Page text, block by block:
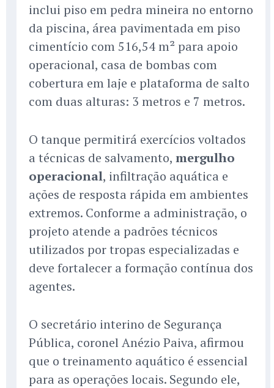
inclui piso em pedra mineira no entorno
da piscina, área pavimentada em piso
cimentício com 516,54 m² para apoio
operacional, casa de bombas com
cobertura em laje e plataforma de salto
com duas alturas: 3 metros e 7 metros.
O tanque permitirá exercícios voltados
a técnicas de salvamento, mergulho
operacional, infiltração aquática e
ações de resposta rápida em ambientes
extremos. Conforme a administração, o
projeto atende a padrões técnicos
utilizados por tropas especializadas e
deve fortalecer a formação contínua dos
agentes.
O secretário interino de Segurança
Pública, coronel Anézio Paiva, afirmou
que o treinamento aquático é essencial
para as operações locais. Segundo ele,